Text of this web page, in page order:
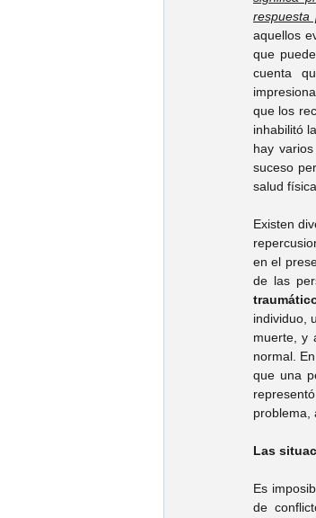
Psic. Cynthia
Psic. José Ruy
Psic. Carolina
respuesta
aquellos
que
cuenta
que los
inhabilitó
hay
suceso
salud
Existen
en el
de las
individuo,
muerte, y
normal.
que una
problema,
Las
Es
de